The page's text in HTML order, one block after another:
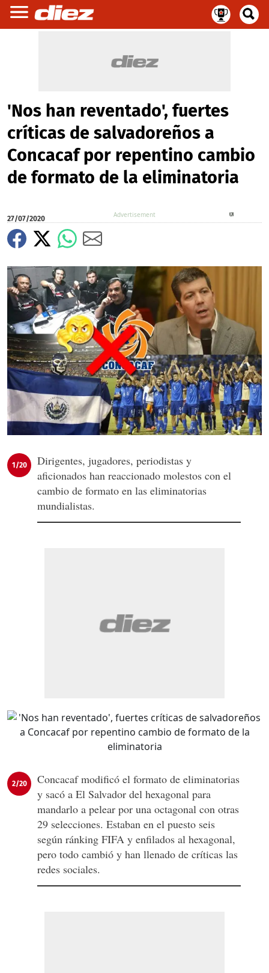
'Nos han reventado', fuertes
críticas de salvadoreños a
Concacaf por repentino cambio
de formato de la eliminatoria
27/07/2020
1/20
Dirigentes, jugadores, periodistas y
aficionados han reaccionado molestos con el
cambio de formato en las eliminatorias
mundialistas.
2/20
Concacaf modificó el formato de eliminatorias
y sacó a El Salvador del hexagonal para
mandarlo a pelear por una octagonal con otras
29 selecciones. Estaban en el puesto seis
según ránking FIFA y enfilados al hexagonal,
pero todo cambió y han llenado de críticas las
redes sociales.
X